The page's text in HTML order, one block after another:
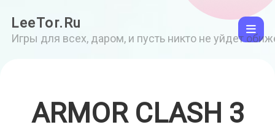
LeeTor.Ru
Игры для всех, даром, и пусть никто не уйдет
ARMOR CLASH 3